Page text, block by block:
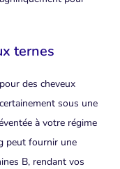
ternes
des cheveux
sous une
à votre régime
peut fournir une
B, rendant vos